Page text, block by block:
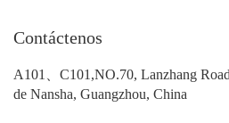
Contáctenos
A101、C101,NO.70, Lanzhang
de Nansha, Guangzhou, China